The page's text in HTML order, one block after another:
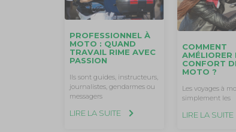
PROFESSIONNEL À
MOTO : QUAND
TRAVAIL RIME AVEC
PASSION
Ils sont guides, instructeurs,
journalistes, gendarmes ou
messagers
LIRE LA SUITE
COMMENT
AMÉLIORER
CONFORT
MOTO ?
Les voyages à
simplement les
LIRE LA SUITE